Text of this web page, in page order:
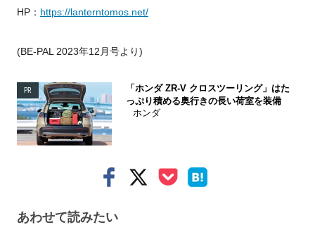
HP： https://lanterntomos.net/
(BE-PAL 2023年12月号より)
PR
「ホンダ ZR-V クロスツーリング」はた
っぷり積める奥行きの長い荷室を装備
ホンダ
あわせて読みたい